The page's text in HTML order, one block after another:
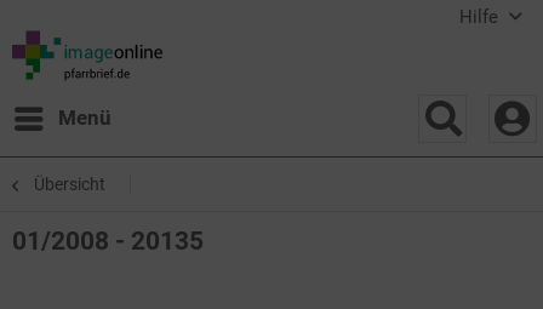
Hilfe
Menü
Übersicht
01/2008 - 20135